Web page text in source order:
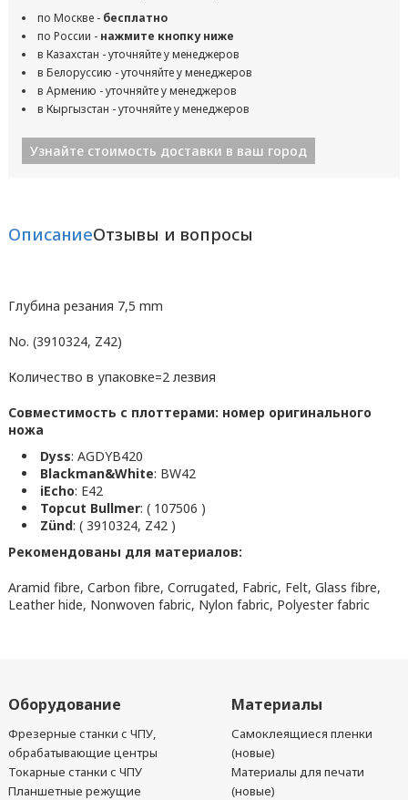
по Москве - бесплатно
по России - нажмите кнопку ниже
в Казахстан - уточняйте у менеджеров
в Белоруссию - уточняйте у менеджеров
в Армению - уточняйте у менеджеров
в Кыргызстан - уточняйте у менеджеров
Узнайте стоимость доставки в ваш город
ОписаниеОтзывы и вопросы
Глубина резания 7,5 mm
No. (3910324, Z42)
Количество в упаковке=2 лезвия
Совместимость с плоттерами: номер оригинального
ножа
Dyss: AGDYB420
Blackman&White: BW42
iEcho: E42
Topcut Bullmer: ( 107506 )
Zünd: ( 3910324, Z42 )
Рекомендованы для материалов:
Aramid fibre, Carbon fibre, Corrugated, Fabric, Felt, Glass fibre,
Leather hide, Nonwoven fabric, Nylon fabric, Polyester fabric
Оборудование
Фрезерные станки с ЧПУ,
обрабатывающие центры
Токарные станки с ЧПУ
Планшетные режущие
Материалы
Самоклеящиеся пленки
(новые)
Материалы для печати
(новые)